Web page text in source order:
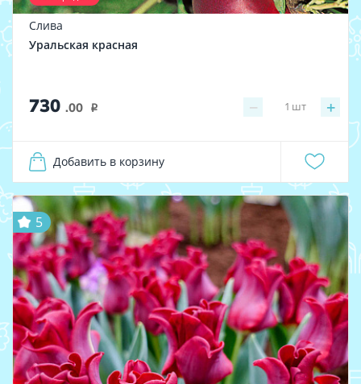
Слива
Уральская красная
730 .00 i − +
1 шт
Добавить в корзину
5